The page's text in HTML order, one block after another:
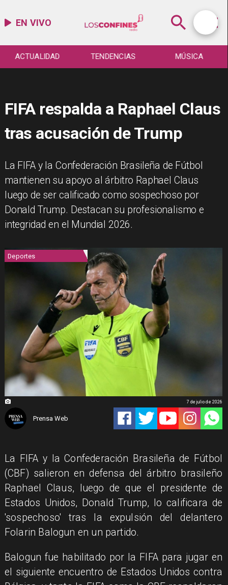
EN VIVO
ACTUALIDAD TENDENCIAS MÚSICA
FIFA respalda a Raphael Claus
tras acusación de Trump
La FIFA y la Confederación Brasileña de Fútbol
mantienen su apoyo al árbitro Raphael Claus
luego de ser calificado como sospechoso por
Donald Trump. Destacan su profesionalismo e
integridad en el Mundial 2026.
Deportes
Prensa Web
7 de julio de 2026
La FIFA y la Confederación Brasileña de Fútbol
(CBF) salieron en defensa del árbitro brasileño
Raphael Claus, luego de que el presidente de
Estados Unidos, Donald Trump, lo calificara de
'sospechoso' tras la expulsión del delantero
Folarin Balogun en un partido.
Balogun fue habilitado por la FIFA para jugar en
el siguiente encuentro de Estados Unidos contra